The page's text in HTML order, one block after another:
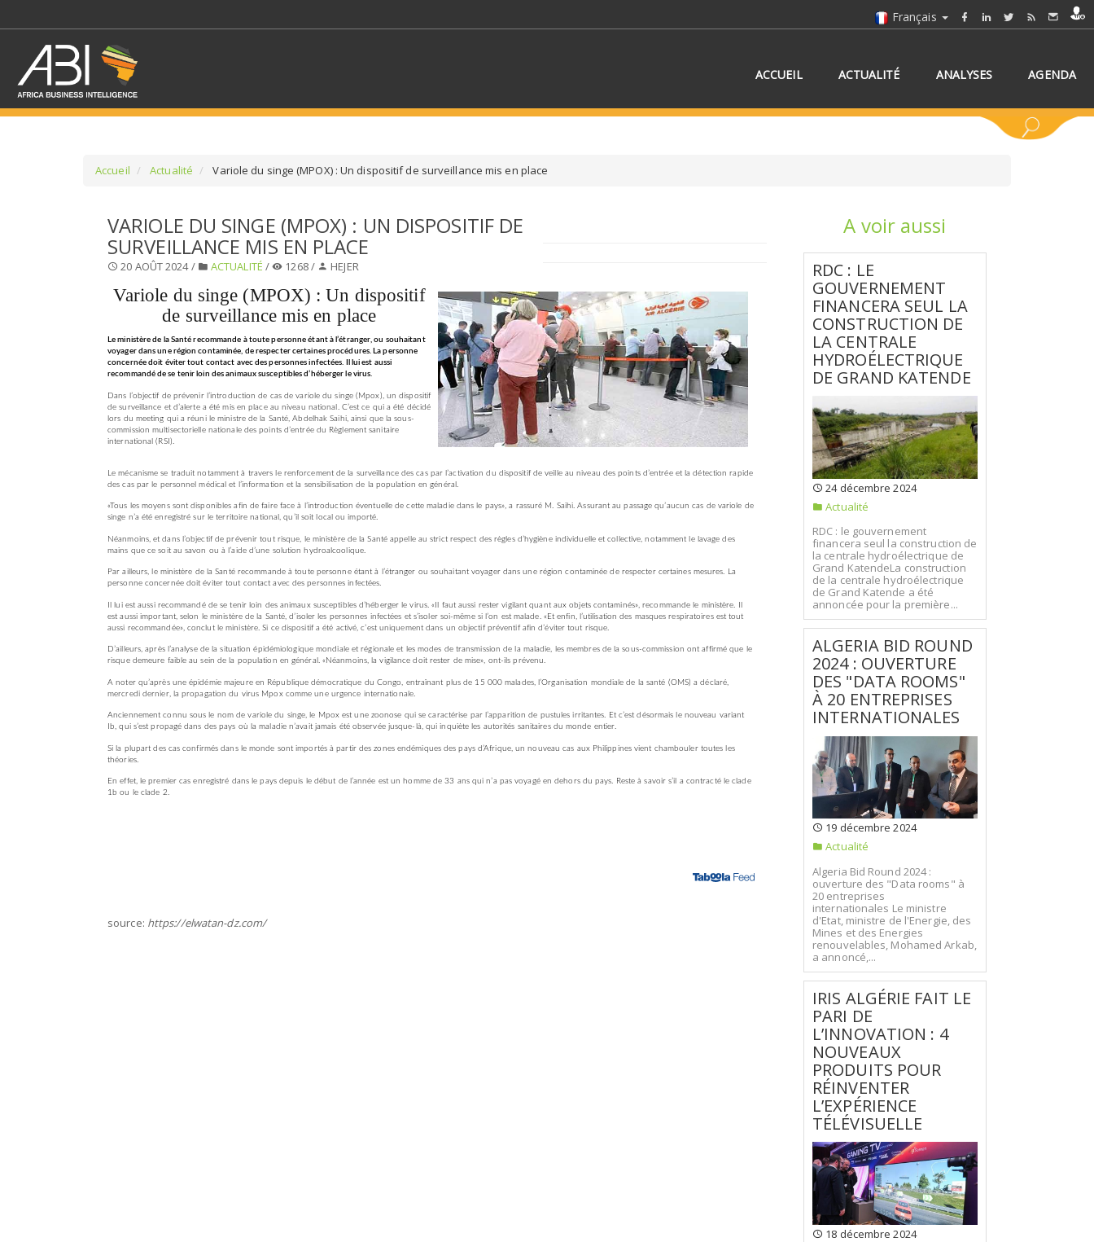
Français
ACCUEIL ACTUALITÉ ANALYSES AGENDA
SELECTIONNEZ UNE SECTION SÉLECTIONNEZ UN/DES PAYS
Accueil Actualité Variole du singe (MPOX) : Un dispositif de surveillance mis en place
VARIOLE DU SINGE (MPOX) : UN DISPOSITIF DE
SURVEILLANCE MIS EN PLACE
20 AOÛT 2024 / ACTUALITÉ / 1268 / HEJER
Variole du singe (MPOX) : Un dispositif
de surveillance mis en place
Le ministère de la Santé recommande à toute personne étant à l’étranger, ou souhaitant
voyager dans une région contaminée, de respecter certaines procédures. La personne
concernée doit éviter tout contact avec des personnes infectées. Il lui est aussi
recommandé de se tenir loin des animaux susceptibles d’héberger le virus.
Dans l’objectif de prévenir l’introduction de cas de variole du singe (Mpox), un dispositif
de surveillance et d’alerte a été mis en place au niveau national. C’est ce qui a été décidé
lors du meeting qui a réuni le ministre de la Santé, Abdelhak Saihi, ainsi que la sous-
commission multisectorielle nationale des points d’entrée du Règlement sanitaire
international (RSI).
Le mécanisme se traduit notamment à travers le renforcement de la surveillance des cas par l’activation du dispositif de veille au niveau des points d’entrée et la détection rapide
des cas par le personnel médical et l’information et la sensibilisation de la population en général.
«Tous les moyens sont disponibles afin de faire face à l’introduction éventuelle de cette maladie dans le pays», a rassuré M. Saihi. Assurant au passage qu’aucun cas de variole de
singe n’a été enregistré sur le territoire national, qu’il soit local ou importé.
Néanmoins, et dans l’objectif de prévenir tout risque, le ministère de la Santé appelle au strict respect des règles d’hygiène individuelle et collective, notamment le lavage des
mains que ce soit au savon ou à l’aide d’une solution hydroalcoolique.
Par ailleurs, le ministère de la Santé recommande à toute personne étant à l’étranger ou souhaitant voyager dans une région contaminée de respecter certaines mesures. La
personne concernée doit éviter tout contact avec des personnes infectées.
Il lui est aussi recommandé de se tenir loin des animaux susceptibles d’héberger le virus. «Il faut aussi rester vigilant quant aux objets contaminés», recommande le ministère. Il
est aussi important, selon le ministère de la Santé, d’isoler les personnes infectées et s’isoler soi-même si l’on est malade. «Et enfin, l’utilisation des masques respiratoires est tout
aussi recommandée», conclut le ministère. Si ce dispositif a été activé, c’est uniquement dans un objectif préventif afin d’éviter tout risque.
D’ailleurs, après l’analyse de la situation épidémiologique mondiale et régionale et les modes de transmission de la maladie, les membres de la sous-commission ont affirmé que le
risque demeure faible au sein de la population en général. «Néanmoins, la vigilance doit rester de mise», ont-ils prévenu.
A noter qu’après une épidémie majeure en République démocratique du Congo, entraînant plus de 15 000 malades, l’Organisation mondiale de la santé (OMS) a déclaré,
mercredi dernier, la propagation du virus Mpox comme une urgence internationale.
Anciennement connu sous le nom de variole du singe, le Mpox est une zoonose qui se caractérise par l’apparition de pustules irritantes. Et c’est désormais le nouveau variant
Ib, qui s’est propagé dans des pays où la maladie n’avait jamais été observée jusque-là, qui inquiète les autorités sanitaires du monde entier.
Si la plupart des cas confirmés dans le monde sont importés à partir des zones endémiques des pays d’Afrique, un nouveau cas aux Philippines vient chambouler toutes les
théories.
En effet, le premier cas enregistré dans le pays depuis le début de l’année est un homme de 33 ans qui n’a pas voyagé en dehors du pays. Reste à savoir s’il a contracté le clade
1b ou le clade 2.
source: https://elwatan-dz.com/
A voir aussi
RDC : LE
GOUVERNEMENT
FINANCERA SEUL LA
CONSTRUCTION DE
LA CENTRALE
HYDROÉLECTRIQUE
DE GRAND KATENDE
24 décembre 2024
Actualité
RDC : le gouvernement
financera seul la construction de
la centrale hydroélectrique de
Grand KatendeLa construction
de la centrale hydroélectrique
de Grand Katende a été
annoncée pour la première...
ALGERIA BID ROUND
2024 : OUVERTURE
DES "DATA ROOMS"
À 20 ENTREPRISES
INTERNATIONALES
19 décembre 2024
Actualité
Algeria Bid Round 2024 :
ouverture des "Data rooms" à
20 entreprises
internationales Le ministre
d'Etat, ministre de l'Energie, des
Mines et des Energies
renouvelables, Mohamed Arkab,
a annoncé,...
IRIS ALGÉRIE FAIT LE
PARI DE
L’INNOVATION : 4
NOUVEAUX
PRODUITS POUR
RÉINVENTER
L’EXPÉRIENCE
TÉLÉVISUELLE
18 décembre 2024